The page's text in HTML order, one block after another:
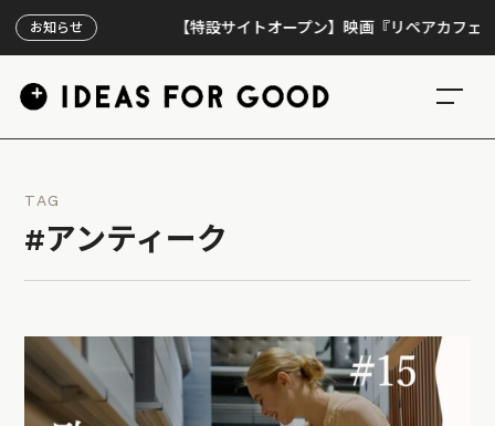
お知らせ 【特設サイトオープン】映画『リペアカフェ』、上
TAG
#アンティーク